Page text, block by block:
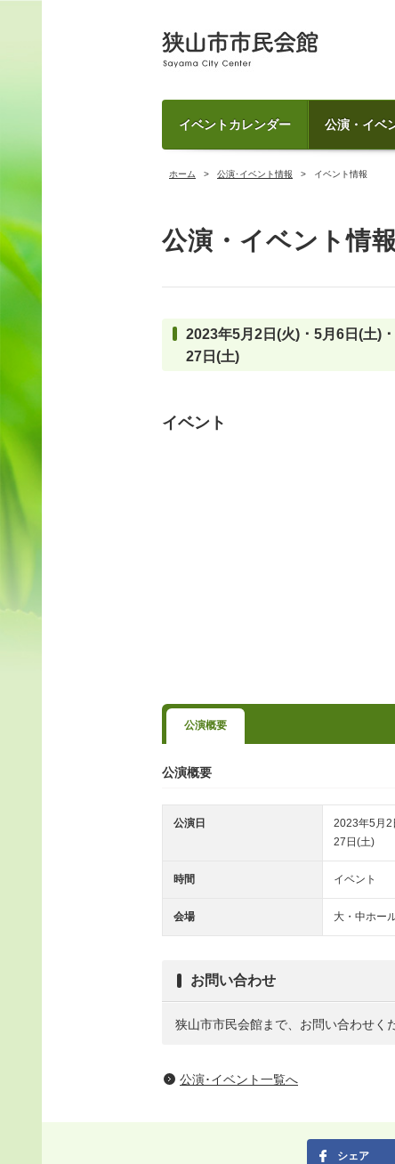
イベントカレンダー 公演・イベ
ホーム 公演･イベント情報 イベント情報
公演・イベント情報
2023年5月2日(火) ･ 5月6日(土)
27日(土)
イベント
公演概要
公演概要
公演日
2023年5月2
27日(土)
時間 イベント
会場 大・中ホー
お問い合わせ
狭山市市民会館まで、お問い合わせく
公演･イベント一覧へ
シェア